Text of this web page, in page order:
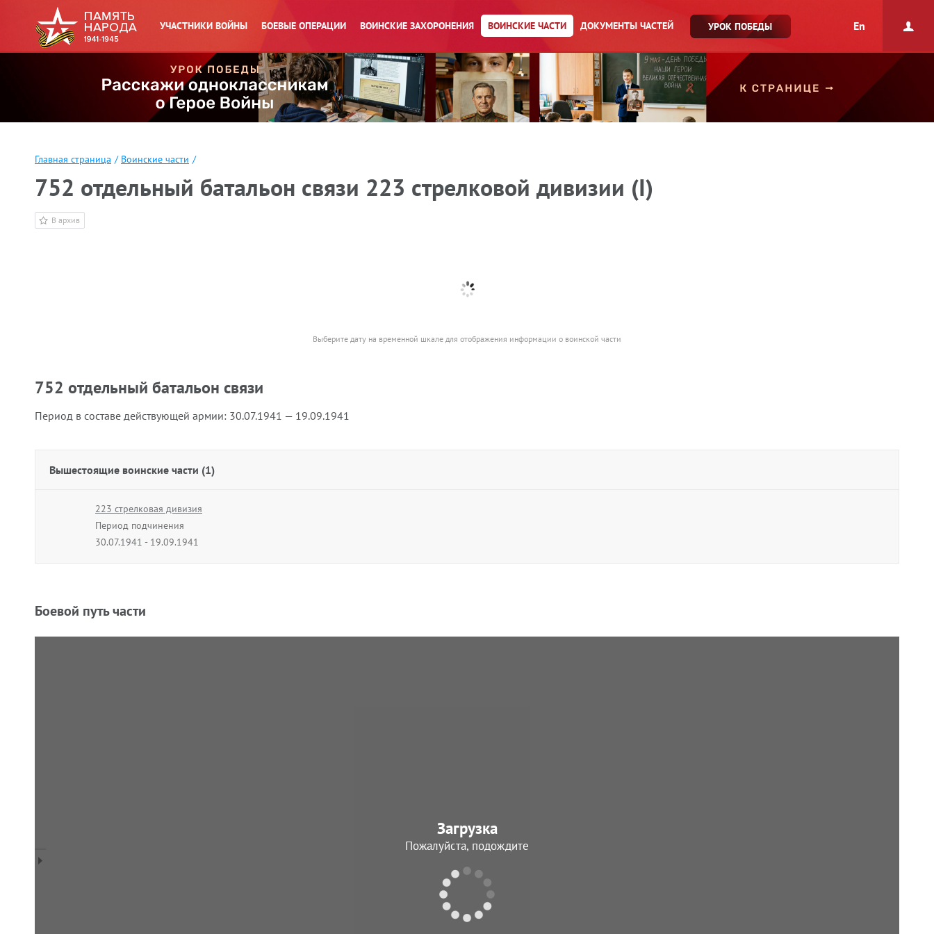
УЧАСТНИКИ ВОЙНЫ БОЕВЫЕ ОПЕРАЦИИ ВОИНСКИЕ ЗАХОРОНЕНИЯ ВОИНСКИЕ ЧАСТИ ДОКУМЕНТЫ ЧАСТЕЙ УРОК ПОБЕДЫ En
Главная страница / Воинские части /
752 отдельный батальон связи 223 стрелковой дивизии (I)
В архив
Выберите дату на временной шкале для отображения информации о воинской части
752 отдельный батальон связи
Период в составе действующей армии: 30.07.1941 — 19.09.1941
Вышестоящие воинские части (1)
223 стрелковая дивизия
Период подчинения
30.07.1941 - 19.09.1941
Боевой путь части
Загрузка
Пожалуйста, подождите